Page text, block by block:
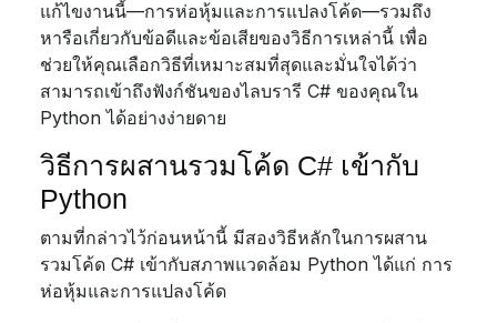
แก้ไขงานนี้—การห่อหุ้มและการแปลงโค้ด—รวมถึง
หารือเกี่ยวกับข้อดีและข้อเสียของวิธีการเหล่านี้ เพื่อ
ช่วยให้คุณเลือกวิธีที่เหมาะสมที่สุดและมั่นใจได้ว่า
สามารถเข้าถึงฟังก์ชันของไลบรารี C# ของคุณใน
Python ได้อย่างง่ายดาย
วิธีการผสานรวมโค้ด C# เข้ากับ
Python
ตามที่กล่าวไว้ก่อนหน้านี้ มีสองวิธีหลักในการผสาน
รวมโค้ด C# เข้ากับสภาพแวดล้อม Python ได้แก่ การ
ห่อหุ้มและการแปลงโค้ด